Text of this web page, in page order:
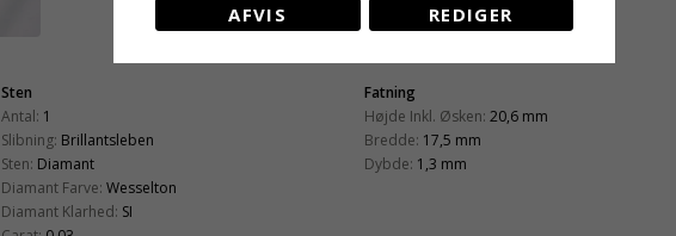
Sten
Antal: 1
Slibning: Brillantsleben
Sten: Diamant
Diamant Farve: Wesselton
Diamant Klarhed: SI
Fatning
Højde Inkl. Øsken: 20,6 mm
Bredde: 17,5 mm
Dybde: 1,3 mm
AFVIS REDIGER